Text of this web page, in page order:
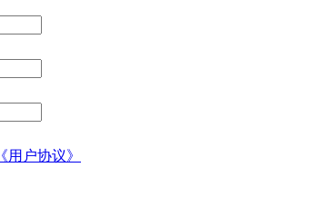
《用户协议》